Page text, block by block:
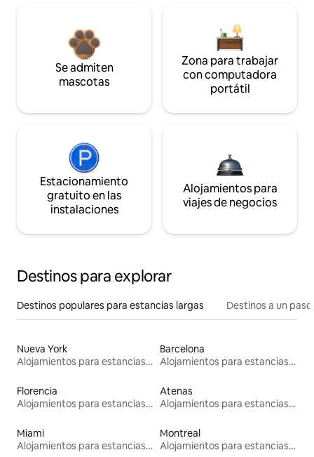
Se admiten
mascotas
Zona para trabajar
con computadora
portátil
Estacionamiento
gratuito en las
instalaciones
Alojamientos para
viajes de negocios
Destinos para explorar
Destinos populares para estancias largas Destinos a un
Nueva York
Alojamientos para estancias largas
Barcelona
Alojamientos para estancias largas
Florencia
Alojamientos para estancias largas
Atenas
Alojamientos para estancias largas
Miami
Alojamientos para estancias largas
Montreal
Alojamientos para estancias largas